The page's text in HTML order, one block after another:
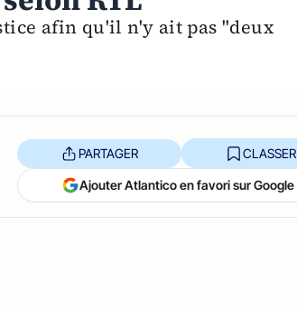
afin qu'il n'y ait pas "deux
PARTAGER CLASSER
Ajouter Atlantico en favori sur Google